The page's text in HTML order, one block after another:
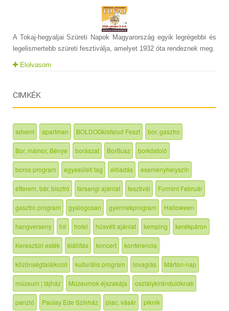
A Tokaj-hegyaljai Szüreti Napok Magyarország egyik legrégebbi és
legelismertebb szüreti fesztiválja, amelyet 1932 óta rendeznek meg.
Elolvasom
CIMKÉK
advent apartman BOLDOGkisfalud Feszt bor, gasztro
Bor, mámor, Bénye borászat BorBusz borkóstoló
boros program egyesületi tag előadás eseményhelyszín
étterem, bár, bisztró farsangi ajánlat fesztivál Furmint Február
gasztro program gyalogosan gyermekprogram Halloween
hangverseny hír hotel húsvéti ajánlat kemping kerékpáron
Keresztúri esték kiállítás koncert konferencia
közönségtalálkozó kulturális program lovaglás Márton-nap
múzeum | tájház Múzeumok éjszakája osztálykirándulóknak
panzió Paulay Ede Színház piac, vásár piknik